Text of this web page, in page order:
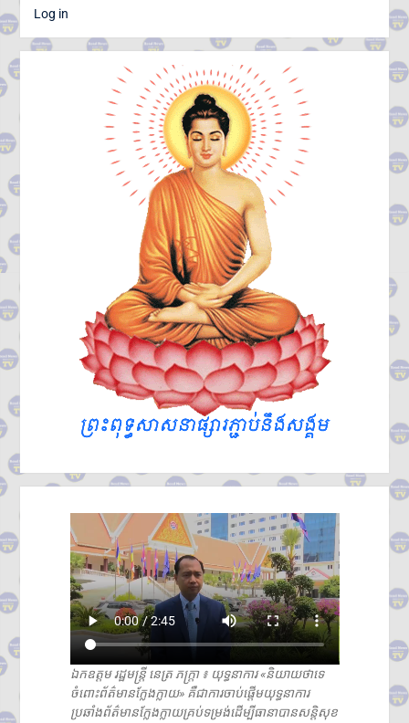
Log in
ឯកឧត្តម រដ្ឋមន្ត្រី នេត្រ ភក្រ្តា ៖ យុទ្ធនាការ «និយាយថាទេ
ចំពោះព័ត៌មានក្លែងក្លាយ» គឺជាការចាប់ផ្តើមយុទ្ធនាការ
ប្រឆាំងព័ត៌មានក្លែងក្លាយគ្រប់ទម្រង់ដើម្បីធានាបានសន្តិសុខ